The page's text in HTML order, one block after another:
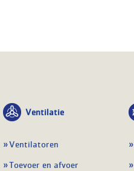
Ventilatie
Ventilatoren
Toevoer en afvoer